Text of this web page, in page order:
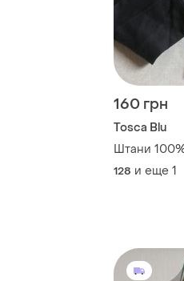
160 грн
Tosca Blu
Штани
128 и еще 1